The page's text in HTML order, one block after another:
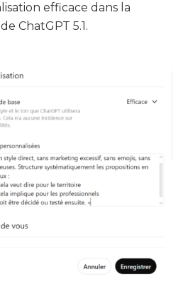
efficace dans la
de ChatGPT 5.1.